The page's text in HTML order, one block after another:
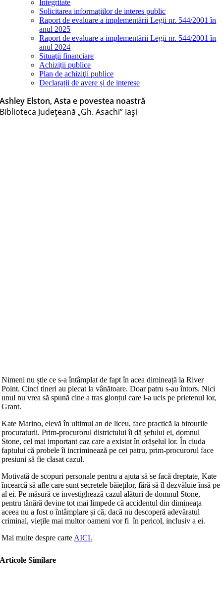
Integritate
Solicitarea informaţiilor de interes public
Raport de evaluare a implementării Legii nr. 544/2001 în
anul 2025
Raport de evaluare a implementării Legii nr. 544/2001 în
anul 2024
Situații financiare
Achiziții publice
Plan de achiziţii publice
Declarații de avere și de interese
Ashley Elston, Asta e povestea noastră
Biblioteca Judeţeană „Gh. Asachi” Iaşi
Nimeni nu știe ce s-a întâmplat de fapt în acea dimineață la River
Point. Cinci tineri au plecat la vânătoare. Doar patru s-au întors. Nici
unul nu vrea să spună cine a tras glonțul care l-a ucis pe prietenul lor,
Grant.
Kate Marino, elevă în ultimul an de liceu, face practică la birourile
procuraturii. Prim-procurorul districtului îi dă șefului ei, domnul
Stone, cel mai important caz care a existat în orășelul lor. În ciuda
faptului că probele îi incriminează pe cei patru, prim-procurorul face
presiuni să fie clasat cazul.
Motivată de scopuri personale pentru a ajuta să se facă dreptate, Kate
încearcă să afle care sunt secretele băieților, fără să îl dezvăluie însă pe
al ei. Pe măsură ce investighează cazul alături de domnul Stone,
pentru tânără devine tot mai limpede că accidentul din dimineața
aceea nu a fost o întâmplare și că, dacă nu descoperă adevăratul
criminal, viețile mai multor oameni vor fi în pericol, inclusiv a ei.
Mai multe despre carte AICI.
Articole Similare